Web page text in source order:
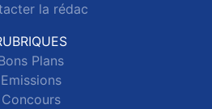
la rédac
Plans
Emissions
Concours